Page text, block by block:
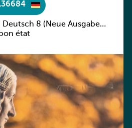
8 (Neue Ausgabe
état